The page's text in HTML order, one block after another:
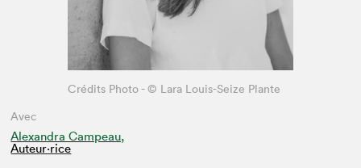
Avec
Alexandra Campeau,
Auteur·rice
Crédits Photo - © Lara Louis-Seize Plante